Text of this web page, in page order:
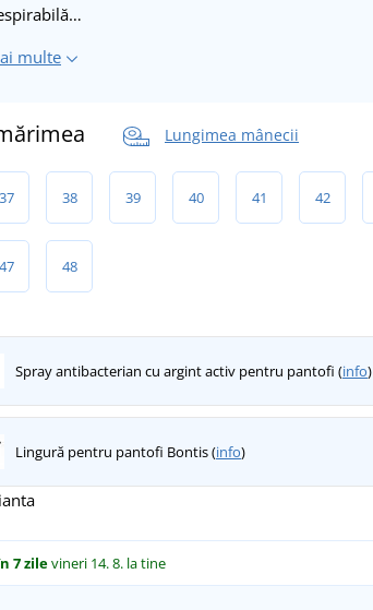
multe
Lungimea mânecii
37 38 39 40 41 42
47 48
Spray antibacterian cu argint activ pentru pantofi (info)
Lingură pentru pantofi Bontis (info)
7 zilevineri 14. 8. la tine